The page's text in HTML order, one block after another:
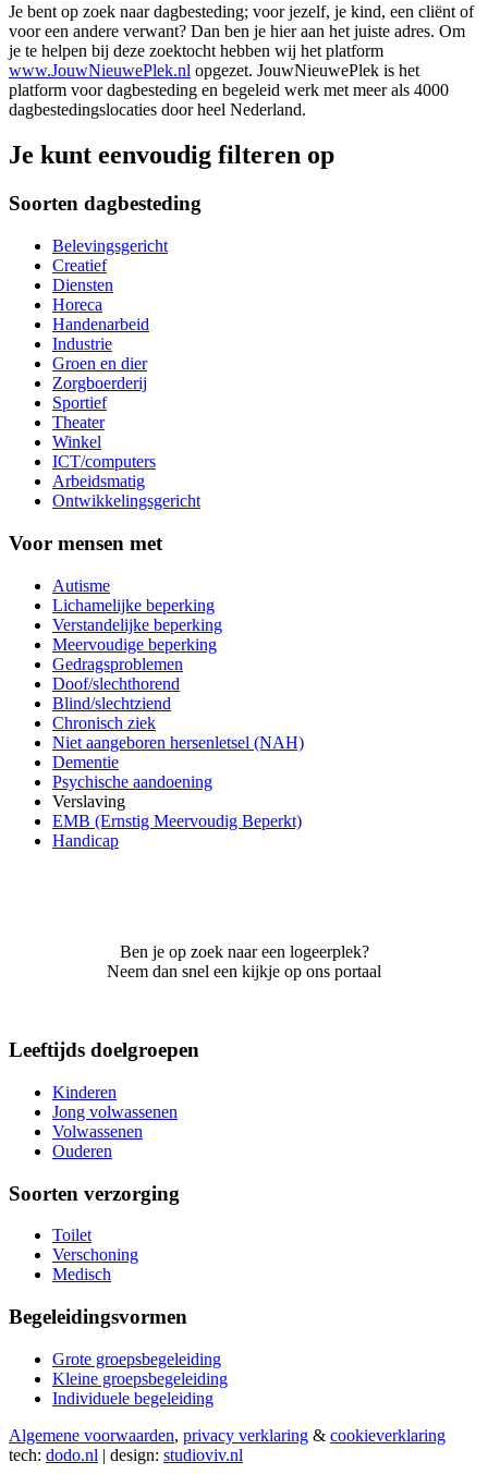
Je bent op zoek naar dagbesteding; voor jezelf, je kind, een cliënt of
voor een andere verwant? Dan ben je hier aan het juiste adres. Om
je te helpen bij deze zoektocht hebben wij het platform
www.JouwNieuwePlek.nl opgezet. JouwNieuwePlek is het
platform voor dagbesteding en begeleid werk met meer als 4000
dagbestedingslocaties door heel Nederland.
Je kunt eenvoudig filteren op
Soorten dagbesteding
Belevingsgericht
Creatief
Diensten
Horeca
Handenarbeid
Industrie
Groen en dier
Zorgboerderij
Sportief
Theater
Winkel
ICT/computers
Arbeidsmatig
Ontwikkelingsgericht
Voor mensen met
Autisme
Lichamelijke beperking
Verstandelijke beperking
Meervoudige beperking
Gedragsproblemen
Doof/slechthorend
Blind/slechtziend
Chronisch ziek
Niet aangeboren hersenletsel (NAH)
Dementie
Psychische aandoening
Verslaving
EMB (Ernstig Meervoudig Beperkt)
Handicap
Ben je op zoek naar een logeerplek?
Neem dan snel een kijkje op ons portaal
Leeftijds doelgroepen
Kinderen
Jong volwassenen
Volwassenen
Ouderen
Soorten verzorging
Toilet
Verschoning
Medisch
Begeleidingsvormen
Grote groepsbegeleiding
Kleine groepsbegeleiding
Individuele begeleiding
Algemene voorwaarden, privacy verklaring & cookieverklaring
tech: dodo.nl | design: studioviv.nl